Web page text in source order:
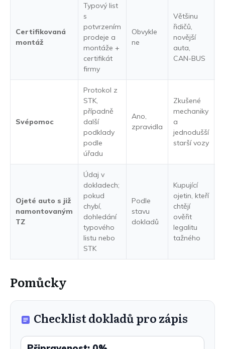
Certifikovaná
montáž
Typový list
s
potvrzením
prodeje a
montáže +
certifikát
firmy
Obvykle
ne
Většinu
řidičů,
novější
auta,
CAN-BUS
Svépomoc
Protokol z
STK,
případně
další
podklady
podle
úřadu
Ano,
zpravidla
Zkušené
mechaniky
a
jednodušší
starší vozy
Ojeté auto s již
namontovaným
TZ
Údaj v
dokladech;
pokud
chybí,
dohledání
typového
listu nebo
STK
Podle
stavu
dokladů
Kupující
ojetin, kteří
chtějí
ověřit
legalitu
tažného
Pomůcky
Checklist dokladů pro zápis